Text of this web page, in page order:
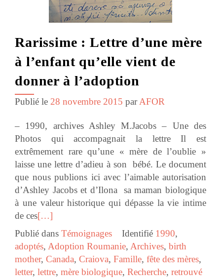
Rarissime : Lettre d’une mère
à l’enfant qu’elle vient de
donner à l’adoption
Publié le 28 novembre 2015 parAFOR
– 1990, archives Ashley M.Jacobs – Une des
Photos qui accompagnait la lettre Il est
extrêmement rare qu’une « mère de l’oublie »
laisse une lettre d’adieu à son bébé. Le document
que nous publions ici avec l’aimable autorisation
d’Ashley Jacobs et d’Ilona sa maman biologique
à une valeur historique qui dépasse la vie intime
de ces[…]
Publié dans Témoignages Identifié 1990,
adoptés, Adoption Roumanie, Archives, birth
mother, Canada, Craiova, Famille, fête des mères,
letter, lettre, mère biologique, Recherche, retrouvé